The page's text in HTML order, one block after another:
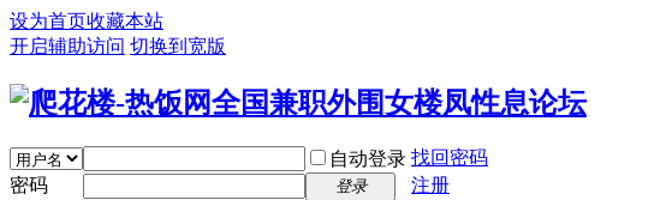
设为首页收藏本站
开启辅助访问 切换到宽版
自动登录 找回密码
密码
登录
注册